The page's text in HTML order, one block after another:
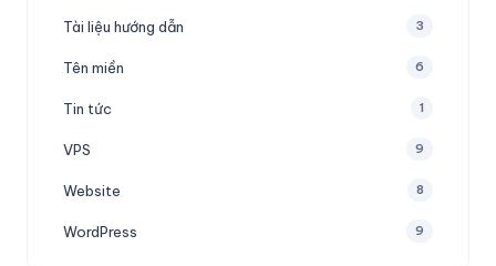
Tài liệu hướng dẫn 3
Tên miền 6
Tin tức 1
VPS 9
Website 8
WordPress 9